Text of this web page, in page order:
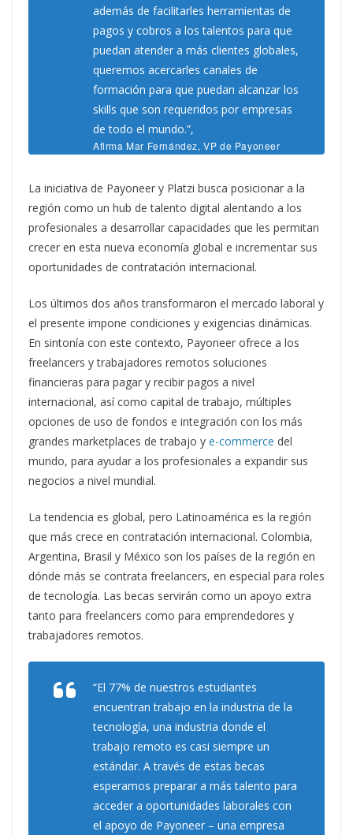
además de facilitarles herramientas de
pagos y cobros a los talentos para que
puedan atender a más clientes globales,
queremos acercarles canales de
formación para que puedan alcanzar los
skills que son requeridos por empresas
de todo el mundo.”,
Afirma Mar Fernández, VP de Payoneer
para Latinoamérica.
La iniciativa de Payoneer y Platzi busca posicionar a la
región como un hub de talento digital alentando a los
profesionales a desarrollar capacidades que les permitan
crecer en esta nueva economía global e incrementar sus
oportunidades de contratación internacional.
Los últimos dos años transformaron el mercado laboral y
el presente impone condiciones y exigencias dinámicas.
En sintonía con este contexto, Payoneer ofrece a los
freelancers y trabajadores remotos soluciones
financieras para pagar y recibir pagos a nivel
internacional, así como capital de trabajo, múltiples
opciones de uso de fondos e integración con los más
grandes marketplaces de trabajo y e-commerce del
mundo, para ayudar a los profesionales a expandir sus
negocios a nivel mundial.
La tendencia es global, pero Latinoamérica es la región
que más crece en contratación internacional. Colombia,
Argentina, Brasil y México son los países de la región en
dónde más se contrata freelancers, en especial para roles
de tecnología. Las becas servirán como un apoyo extra
tanto para freelancers como para emprendedores y
trabajadores remotos.
“El 77% de nuestros estudiantes
encuentran trabajo en la industria de la
tecnología, una industria donde el
trabajo remoto es casi siempre un
estándar. A través de estas becas
esperamos preparar a más talento para
acceder a oportunidades laborales con
el apoyo de Payoneer – una empresa